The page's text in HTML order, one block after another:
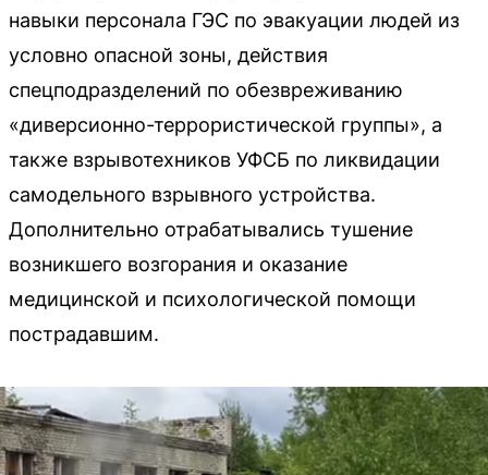
навыки персонала ГЭС по эвакуации людей из
условно опасной зоны, действия
спецподразделений по обезвреживанию
«диверсионно-террористической группы», а
также взрывотехников УФСБ по ликвидации
самодельного взрывного устройства.
Дополнительно отрабатывались тушение
возникшего возгорания и оказание
медицинской и психологической помощи
пострадавшим.